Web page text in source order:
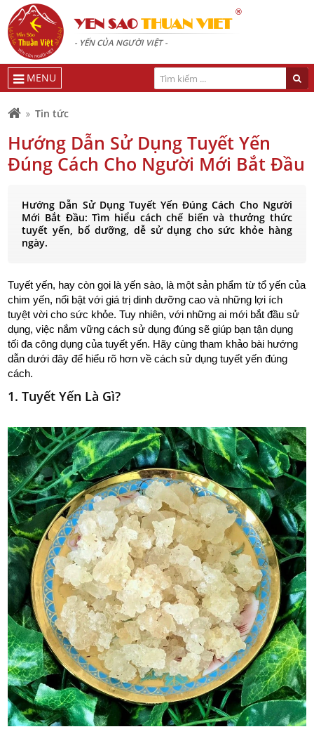
YEN SAOTHUAN VIET
®
- YẾN CỦA NGƯỜI VIỆT -
MENU
Tin tức
Hướng Dẫn Sử Dụng Tuyết Yến
Đúng Cách Cho Người Mới Bắt Đầu
Hướng Dẫn Sử Dụng Tuyết Yến Đúng Cách Cho Người
Mới Bắt Đầu: Tìm hiểu cách chế biến và thưởng thức
tuyết yến, bổ dưỡng, dễ sử dụng cho sức khỏe hàng
ngày.
Tuyết yến, hay còn gọi là yến sào, là một sản phẩm từ tổ yến của
chim yến, nổi bật với giá trị dinh dưỡng cao và những lợi ích
tuyệt vời cho sức khỏe. Tuy nhiên, với những ai mới bắt đầu sử
dụng, việc nắm vững cách sử dụng đúng sẽ giúp bạn tận dụng
tối đa công dụng của tuyết yến. Hãy cùng tham khảo bài hướng
dẫn dưới đây để hiểu rõ hơn về cách sử dụng tuyết yến đúng
cách.
1. Tuyết Yến Là Gì?